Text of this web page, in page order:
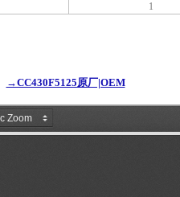
1
→CC430F5125原厂|OEM